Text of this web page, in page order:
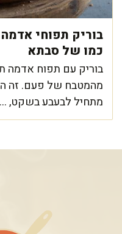
בוריק תפוחי
כמו של סבתא
בוריק עם תפוח אדמה
מהמטבח של פעם. זה
מתחיל לבעבע בשקט, ...